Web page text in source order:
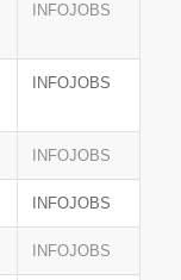
INFOJOBS
INFOJOBS
INFOJOBS
INFOJOBS
INFOJOBS